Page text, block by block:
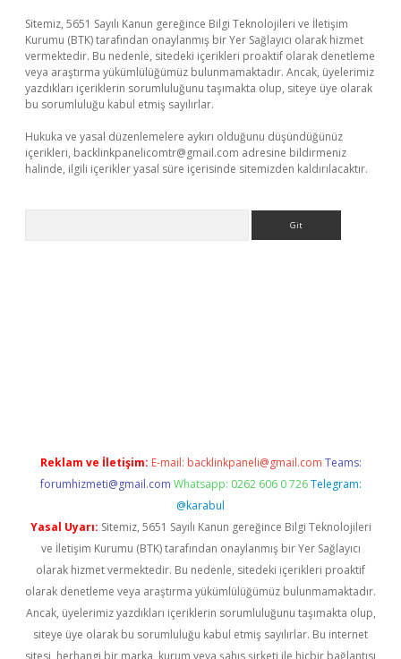
Sitemiz, 5651 Sayılı Kanun gereğince Bilgi Teknolojileri ve İletişim
Kurumu (BTK) tarafından onaylanmış bir Yer Sağlayıcı olarak hizmet
vermektedir. Bu nedenle, sitedeki içerikleri proaktif olarak denetleme
veya araştırma yükümlülüğümüz bulunmamaktadır. Ancak, üyelerimiz
yazdıkları içeriklerin sorumluluğunu taşımakta olup, siteye üye olarak
bu sorumluluğu kabul etmiş sayılırlar.
Hukuka ve yasal düzenlemelere aykırı olduğunu düşündüğünüz
içerikleri, backlinkpanelicomtr@gmail.com adresine bildirmeniz
halinde, ilgili içerikler yasal süre içerisinde sitemizden kaldırılacaktır.
Reklam ve İletişim: E-mail: backlinkpaneli@gmail.com Teams:
forumhizmeti@gmail.com Whatsapp: 0262 606 0 726 Telegram:
@karabul
Yasal Uyarı: Sitemiz, 5651 Sayılı Kanun gereğince Bilgi Teknolojileri
ve İletişim Kurumu (BTK) tarafından onaylanmış bir Yer Sağlayıcı
olarak hizmet vermektedir. Bu nedenle, sitedeki içerikleri proaktif
olarak denetleme veya araştırma yükümlülüğümüz bulunmamaktadır.
Ancak, üyelerimiz yazdıkları içeriklerin sorumluluğunu taşımakta olup,
siteye üye olarak bu sorumluluğu kabul etmiş sayılırlar. Bu internet
sitesi, herhangi bir marka, kurum veya şahıs şirketi ile hiçbir bağlantısı